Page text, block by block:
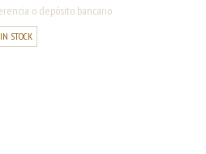
o depósito bancario
STOCK